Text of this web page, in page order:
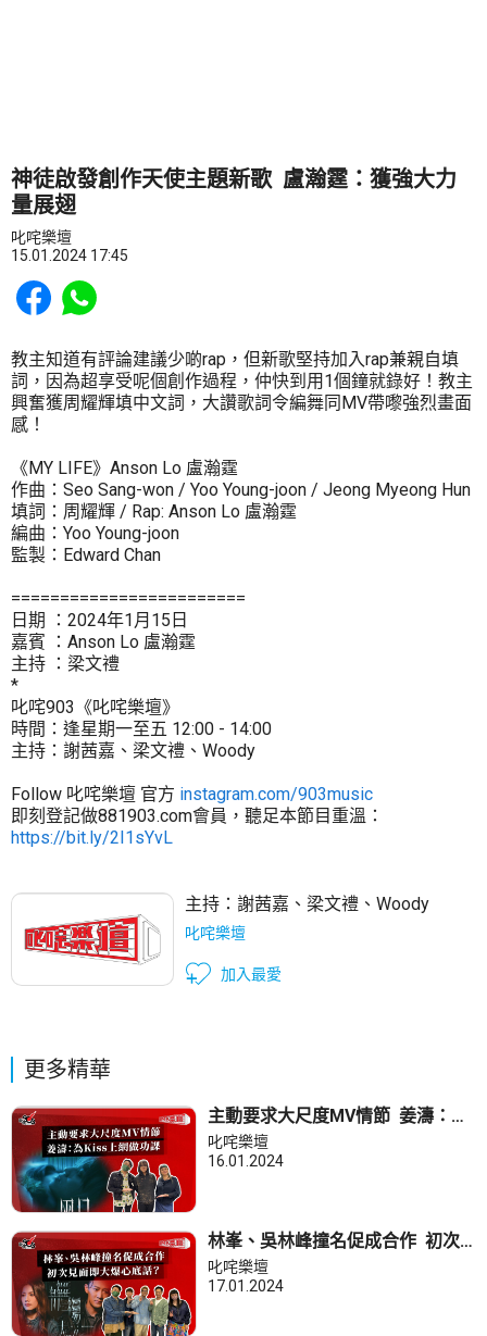
神徒啟發創作天使主題新歌 盧瀚霆：獲強大力
量展翅
叱咤樂壇
15.01.2024 17:45
Share to Facebook
Share to WhatsApp
教主知道有評論建議少啲rap，但新歌堅持加入rap兼親自填
詞，因為超享受呢個創作過程，仲快到用1個鐘就錄好！教主
興奮獲周耀輝填中文詞，大讚歌詞令編舞同MV帶嚟強烈畫面
感！
《MY LIFE》Anson Lo 盧瀚霆
作曲：Seo Sang-won / Yoo Young-joon / Jeong Myeong Hun
填詞：周耀輝 / Rap: Anson Lo 盧瀚霆
編曲：Yoo Young-joon
監製：Edward Chan
========================
日期 ：2024年1月15日
嘉賓 ：Anson Lo 盧瀚霆
主持 ：梁文禮
*
叱咤903《叱咤樂壇》
時間：逢星期一至五 12:00 - 14:00
主持：謝茜嘉、梁文禮、Woody
Follow 叱咤樂壇 官方 instagram.com/903music
即刻登記做881903.com會員，聽足本節目重溫：
https://bit.ly/2I1sYvL
主持： 謝茜嘉 、 梁文禮 、 Woody
叱咤樂壇
加入最愛
更多精華
主動要求大尺度MV情節 姜濤：為
Kiss上網做功課
叱咤樂壇
16.01.2024
林峯、吳林峰撞名促成合作 初次
見面即大爆心底話？
叱咤樂壇
17.01.2024